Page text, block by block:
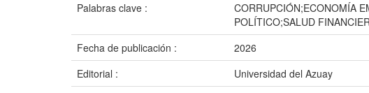
Palabras clave :
CORRUPCIÓN;ECONOMÍA
POLÍTICO;SALUD
Fecha de publicación :
2026
Editorial :
Universidad del Azuay